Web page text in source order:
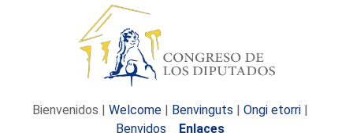
Bienvenidos | Welcome | Benvinguts | Ongi etorri |
Benvidos
Enlaces